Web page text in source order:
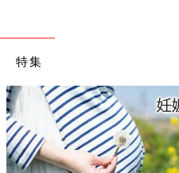
移住で新たなライフスタ
畑仕事も
特集